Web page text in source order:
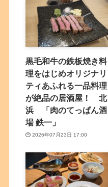
黒毛和牛の鉄板焼き料
理をはじめオリジナリ
ティあふれる一品料理
が絶品の居酒屋！ 北
浜 「肉のてっぱん酒
場 鉄一」
2026年07月23日 17:00